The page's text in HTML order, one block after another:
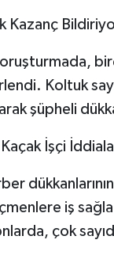
Kazanç
Koltuk
şüpheli
İşçi
iş
çok